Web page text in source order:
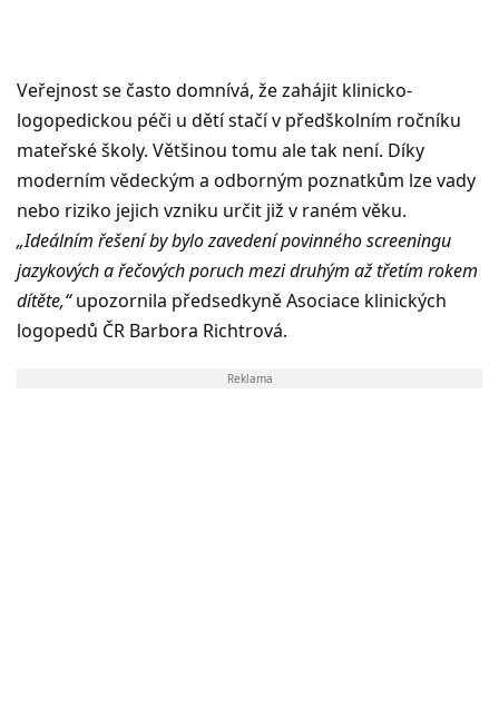
Veřejnost se často domnívá, že zahájit klinicko-
logopedickou péči u dětí stačí v předškolním ročníku
mateřské školy. Většinou tomu ale tak není. Díky
moderním vědeckým a odborným poznatkům lze vady
nebo riziko jejich vzniku určit již v raném věku.
„Ideálním řešení by bylo zavedení povinného screeningu
jazykových a řečových poruch mezi druhým až třetím rokem
dítěte,“upozornila předsedkyně Asociace klinických
logopedů ČR Barbora Richtrová.
Reklama